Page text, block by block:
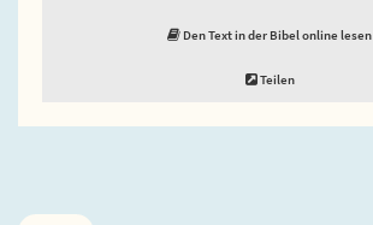
Den Text in der Bibel online lesen
Teilen